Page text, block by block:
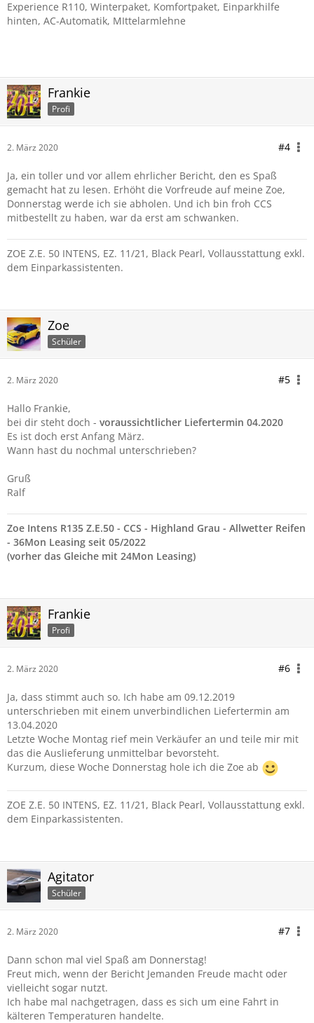
Experience R110, Winterpaket, Komfortpaket, Einparkhilfe
hinten, AC-Automatik, MIttelarmlehne
Frankie
Profi
2. März 2020 #4
Ja, ein toller und vor allem ehrlicher Bericht, den es Spaß
gemacht hat zu lesen. Erhöht die Vorfreude auf meine Zoe,
Donnerstag werde ich sie abholen. Und ich bin froh CCS
mitbestellt zu haben, war da erst am schwanken.
ZOE Z.E. 50 INTENS, EZ. 11/21, Black Pearl, Vollausstattung exkl.
dem Einparkassistenten.
Zoe
Schüler
2. März 2020 #5
Hallo Frankie,
bei dir steht doch - voraussichtlicher Liefertermin 04.2020
Es ist doch erst Anfang März.
Wann hast du nochmal unterschrieben?
Gruß
Ralf
Zoe Intens R135 Z.E.50 - CCS - Highland Grau - Allwetter Reifen
- 36Mon Leasing seit 05/2022
(vorher das Gleiche mit 24Mon Leasing)
Frankie
Profi
2. März 2020 #6
Ja, dass stimmt auch so. Ich habe am 09.12.2019
unterschrieben mit einem unverbindlichen Liefertermin am
13.04.2020
Letzte Woche Montag rief mein Verkäufer an und teile mir mit
das die Auslieferung unmittelbar bevorsteht.
Kurzum, diese Woche Donnerstag hole ich die Zoe ab
ZOE Z.E. 50 INTENS, EZ. 11/21, Black Pearl, Vollausstattung exkl.
dem Einparkassistenten.
Agitator
Schüler
2. März 2020 #7
Dann schon mal viel Spaß am Donnerstag!
Freut mich, wenn der Bericht Jemanden Freude macht oder
vielleicht sogar nutzt.
Ich habe mal nachgetragen, dass es sich um eine Fahrt in
kälteren Temperaturen handelte.